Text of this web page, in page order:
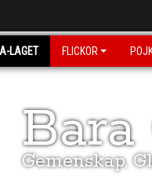
A-LAGET FLICKOR
Gemenskap,